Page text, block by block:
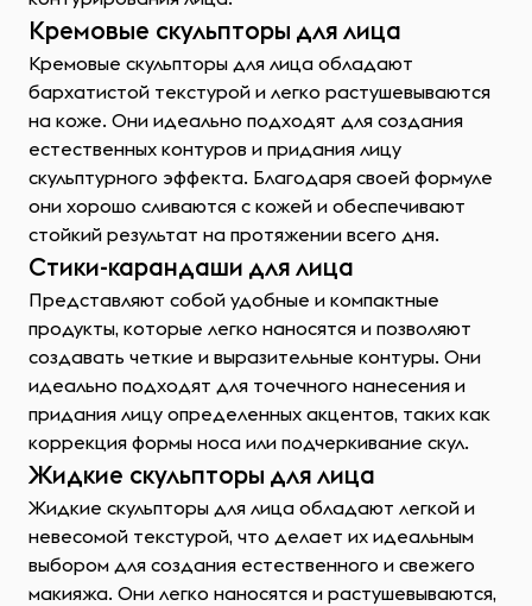
Кремовые скульпторы для лица
Кремовые скульпторы для лица обладают
бархатистой текстурой и легко растушевываются
на коже. Они идеально подходят для создания
естественных контуров и придания лицу
скульптурного эффекта. Благодаря своей формуле
они хорошо сливаются с кожей и обеспечивают
стойкий результат на протяжении всего дня.
Стики-карандаши для лица
Представляют собой удобные и компактные
продукты, которые легко наносятся и позволяют
создавать четкие и выразительные контуры. Они
идеально подходят для точечного нанесения и
придания лицу определенных акцентов, таких как
коррекция формы носа или подчеркивание скул.
Жидкие скульпторы для лица
Жидкие скульпторы для лица обладают легкой и
невесомой текстурой, что делает их идеальным
выбором для создания естественного и свежего
макияжа. Они легко наносятся и растушевываются,